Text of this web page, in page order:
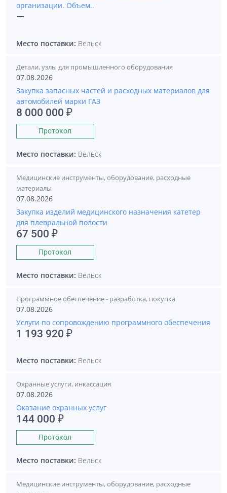
организации. Объем..
—
Место поставки: Вельск
Детали, узлы для промышленного оборудования
07.08.2026
Закупка запасных частей и расходных материалов для
автомобилей марки ГАЗ
8 000 000 ₽
Протокол
Место поставки: Вельск
Медицинские инструменты, оборудование, расходные
материалы
07.08.2026
Закупка изделий медицинского назначения катетер
для плевральной полости
67 500 ₽
Протокол
Место поставки: Вельск
Программное обеспечение - разработка, покупка
07.08.2026
Услуги по сопровождению программного обеспечения
1 193 920 ₽
Место поставки: Вельск
Охранные услуги, инкассация
07.08.2026
Оказание охранных услуг
144 000 ₽
Протокол
Место поставки: Вельск
Медицинские инструменты, оборудование, расходные